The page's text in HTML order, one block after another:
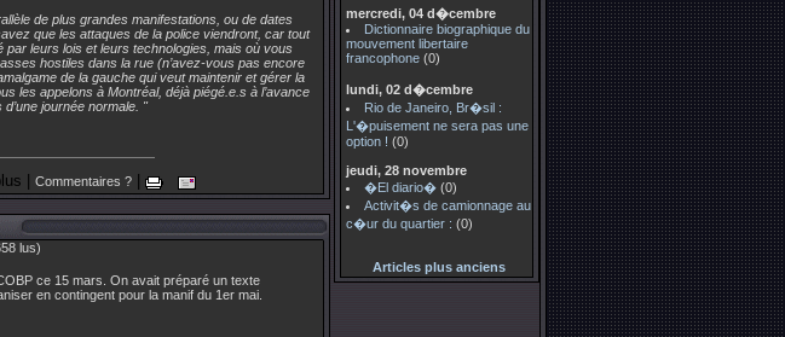
de plus grandes manifestations, ou de dates
que les attaques de la police viendront, car tout
par leurs lois et leurs technologies, mais où vous
hostiles dans la rue (n’avez-vous pas encore
de la gauche qui veut maintenir et gérer la
les appelons à Montréal, déjà piégé.e.s à l’avance
d’une journée normale . "
| Commentaires ?|
lus)
ce 15 mars. On avait préparé un texte
en contingent pour la manif du 1er mai.
mercredi, 04 d�cembre
Dictionnaire biographique du
mouvement libertaire
francophone (0)
lundi, 02 d�cembre
Rio de Janeiro, Br�sil :
L'�puisement ne sera pas une
option ! (0)
jeudi, 28 novembre
�El diario� (0)
Activit�s de camionnage au
c�ur du quartier : (0)
Articles plus anciens